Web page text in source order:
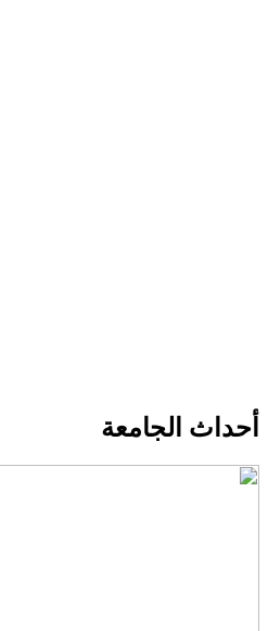
أحداث الجامعة